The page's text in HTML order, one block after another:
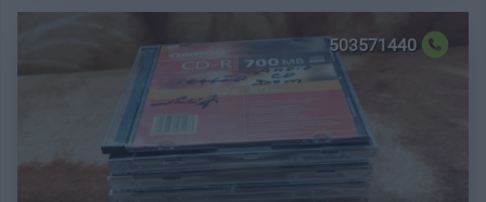
503571440